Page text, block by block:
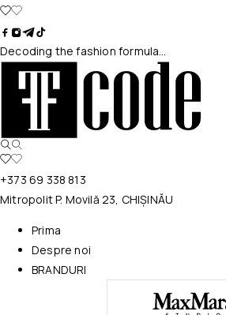
Decoding the fashion formula…
+373 69 338 813
Mitropolit P. Movilă 23, CHIȘINĂU
Prima
Despre noi
BRANDURI